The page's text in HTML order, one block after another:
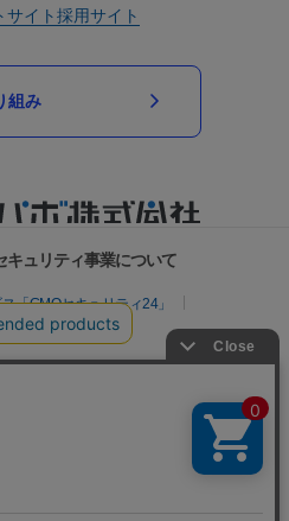
サイト採用サイト
組み
キュリティ事業について
「GMOセキュリティ24」
ク診断